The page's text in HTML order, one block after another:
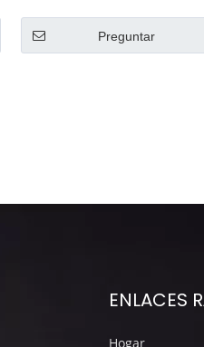
Preguntar
ENLACES
Hogar